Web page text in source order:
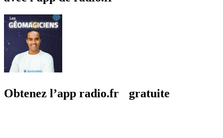
Obtenez l’app radio.fr gratuite